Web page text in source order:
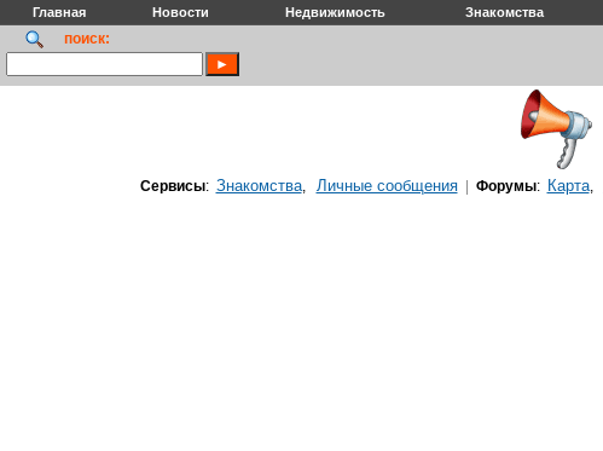
Главная Новости Недвижимость Знакомства
поиск:
Сервисы: Знакомства, Личные сообщения| Форумы: Карта,